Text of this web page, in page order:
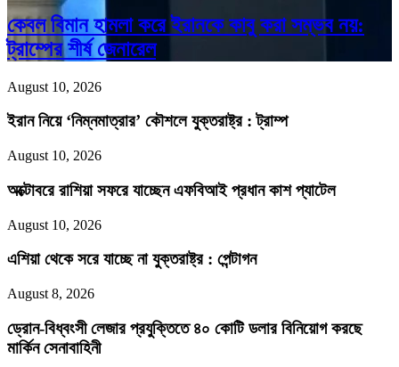
কেবল বিমান হামলা করে ইরানকে কাবু করা সম্ভব নয়:
ট্রাম্পের শীর্ষ জেনারেল
August 10, 2026
ইরান নিয়ে ‘নিম্নমাত্রার’ কৌশলে যুক্তরাষ্ট্র : ট্রাম্প
August 10, 2026
অক্টোবরে রাশিয়া সফরে যাচ্ছেন এফবিআই প্রধান কাশ প্যাটেল
August 10, 2026
এশিয়া থেকে সরে যাচ্ছে না যুক্তরাষ্ট্র : পেন্টাগন
August 8, 2026
ড্রোন-বিধ্বংসী লেজার প্রযুক্তিতে ৪০ কোটি ডলার বিনিয়োগ করছে
মার্কিন সেনাবাহিনী